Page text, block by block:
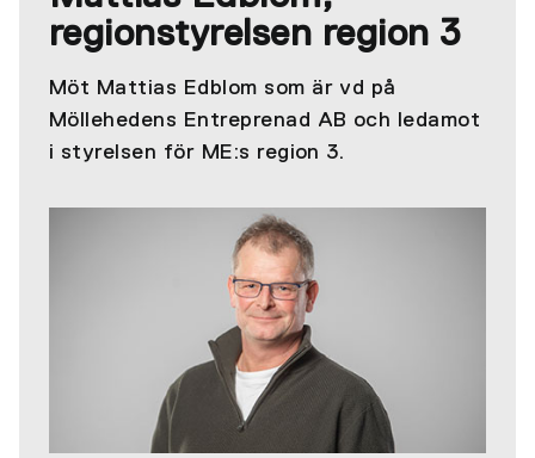
regionstyrelsen region 3
Möt Mattias Edblom som är vd på
Möllehedens Entreprenad AB och ledamot
i styrelsen för ME:s region 3.